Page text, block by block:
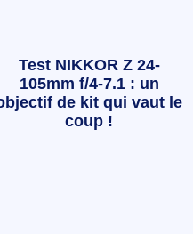
Test NIKKOR Z 24-
105mm f/4-7.1 : un
de kit qui vaut le
coup !